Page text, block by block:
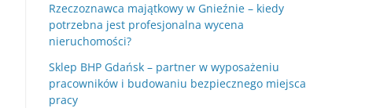
Rzeczoznawca majątkowy w Gnieźnie – kiedy
potrzebna jest profesjonalna wycena
nieruchomości?
Sklep BHP Gdańsk – partner w wyposażeniu
pracowników i budowaniu bezpiecznego miejsca
pracy